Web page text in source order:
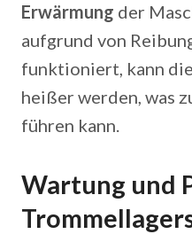
Erwärmung der
aufgrund von
funktioniert, kann
heißer werden, was
führen kann.
Wartung und